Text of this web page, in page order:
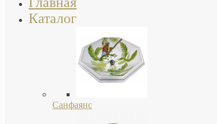
Каталог
Санфаянс